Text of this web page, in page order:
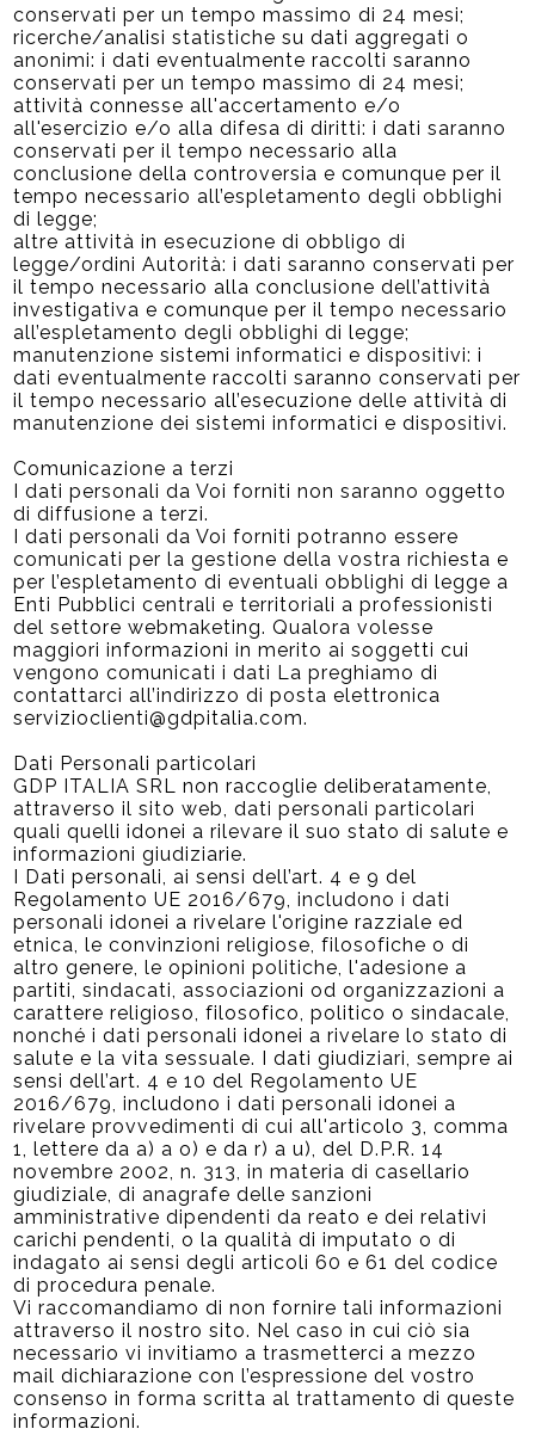
conservati per un tempo massimo di 24 mesi;
ricerche/analisi statistiche su dati aggregati o
anonimi: i dati eventualmente raccolti saranno
conservati per un tempo massimo di 24 mesi;
attività connesse all'accertamento e/o
all'esercizio e/o alla difesa di diritti: i dati saranno
conservati per il tempo necessario alla
conclusione della controversia e comunque per il
tempo necessario all’espletamento degli obblighi
di legge;
altre attività in esecuzione di obbligo di
legge/ordini Autorità: i dati saranno conservati per
il tempo necessario alla conclusione dell’attività
investigativa e comunque per il tempo necessario
all’espletamento degli obblighi di legge;
manutenzione sistemi informatici e dispositivi: i
dati eventualmente raccolti saranno conservati per
il tempo necessario all’esecuzione delle attività di
manutenzione dei sistemi informatici e dispositivi.
Comunicazione a terzi
I dati personali da Voi forniti non saranno oggetto
di diffusione a terzi.
I dati personali da Voi forniti potranno essere
comunicati per la gestione della vostra richiesta e
per l’espletamento di eventuali obblighi di legge a
Enti Pubblici centrali e territoriali a professionisti
del settore webmaketing. Qualora volesse
maggiori informazioni in merito ai soggetti cui
vengono comunicati i dati La preghiamo di
contattarci all’indirizzo di posta elettronica
servizioclienti@gdpitalia.com.
Dati Personali particolari
GDP ITALIA SRL non raccoglie deliberatamente,
attraverso il sito web, dati personali particolari
quali quelli idonei a rilevare il suo stato di salute e
informazioni giudiziarie.
I Dati personali, ai sensi dell’art. 4 e 9 del
Regolamento UE 2016/679, includono i dati
personali idonei a rivelare l'origine razziale ed
etnica, le convinzioni religiose, filosofiche o di
altro genere, le opinioni politiche, l'adesione a
partiti, sindacati, associazioni od organizzazioni a
carattere religioso, filosofico, politico o sindacale,
nonché i dati personali idonei a rivelare lo stato di
salute e la vita sessuale. I dati giudiziari, sempre ai
sensi dell’art. 4 e 10 del Regolamento UE
2016/679, includono i dati personali idonei a
rivelare provvedimenti di cui all'articolo 3, comma
1, lettere da a) a o) e da r) a u), del D.P.R. 14
novembre 2002, n. 313, in materia di casellario
giudiziale, di anagrafe delle sanzioni
amministrative dipendenti da reato e dei relativi
carichi pendenti, o la qualità di imputato o di
indagato ai sensi degli articoli 60 e 61 del codice
di procedura penale.
Vi raccomandiamo di non fornire tali informazioni
attraverso il nostro sito. Nel caso in cui ciò sia
necessario vi invitiamo a trasmetterci a mezzo
mail dichiarazione con l’espressione del vostro
consenso in forma scritta al trattamento di queste
informazioni.